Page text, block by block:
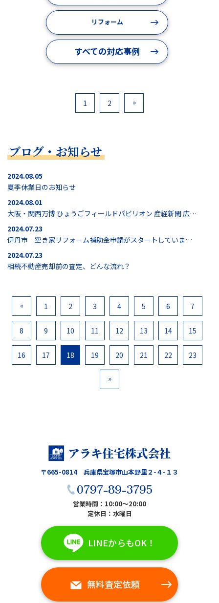
リフォーム
すべての対応事例
1 2 »
ブログ・お知らせ
2024.08.05
夏季休業日のお知らせ
2024.08.01
大阪・関西万博 ひょうごフィールドパビリオン 産経新聞 広告
協賛
2024.07.23
伊丹市 空き家リフォーム補助金申請がスタートしていま
す！
2024.07.23
相続不動産売却前の査定、どんな流れ？
« 1 2 3 4 5 6 7
8 9 10 11 12 13 14 15
16 17 18 19 20 21 22 23
»
〒665-0814 兵庫県宝塚市山本野里２-４-１３
0797-89-3795
営業時間：10:00〜20:00
定休日：水曜日
LINEからもOK！
無料査定依頼